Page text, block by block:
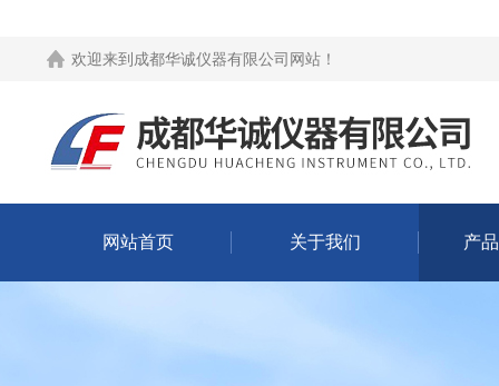
欢迎来到 成都华诚仪器有限公司网站 ！
网站首页 关于我们 产